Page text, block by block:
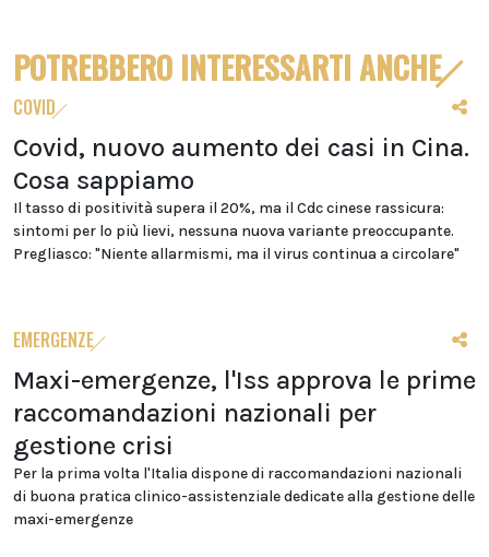
POTREBBERO INTERESSARTI ANCHE
COVID
Covid, nuovo aumento dei casi in Cina.
Cosa sappiamo
Il tasso di positività supera il 20%, ma il Cdc cinese rassicura:
sintomi per lo più lievi, nessuna nuova variante preoccupante.
Pregliasco: "Niente allarmismi, ma il virus continua a circolare"
EMERGENZE
Maxi-emergenze, l'Iss approva le prime
raccomandazioni nazionali per
gestione crisi
Per la prima volta l'Italia dispone di raccomandazioni nazionali
di buona pratica clinico-assistenziale dedicate alla gestione delle
maxi-emergenze